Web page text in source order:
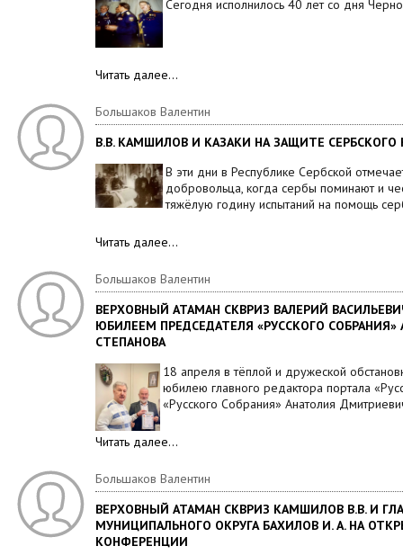
Сегодня исполнилось 40 лет со дня
Читать далее…
Большаков Валентин
В.В. КАМШИЛОВ И КАЗАКИ НА ЗАЩИТЕ СЕРБСКОГО
В эти дни в Республике Сербской
добровольца, когда сербы поминают и
тяжёлую годину испытаний на помощь
Читать далее…
Большаков Валентин
ВЕРХОВНЫЙ АТАМАН СКВРИЗ ВАЛЕРИЙ
ЮБИЛЕЕМ ПРЕДСЕДАТЕЛЯ «РУССКОГО
СТЕПАНОВА
18 апреля в тёплой и дружеской
юбилею главного редактора портала
«Русского Собрания» Анатолия
Читать далее…
Большаков Валентин
ВЕРХОВНЫЙ АТАМАН СКВРИЗ КАМШИЛОВ В.В. И
МУНИЦИПАЛЬНОГО ОКРУГА БАХИЛОВ И. А. НА
КОНФЕРЕНЦИИ